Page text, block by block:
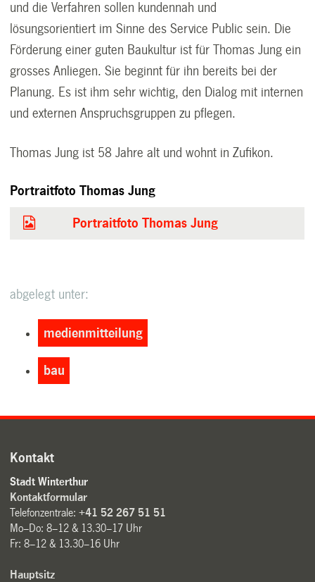
und die Verfahren sollen kundennah und
lösungsorientiert im Sinne des Service Public sein. Die
Förderung einer guten Baukultur ist für Thomas Jung ein
grosses Anliegen. Sie beginnt für ihn bereits bei der
Planung. Es ist ihm sehr wichtig, den Dialog mit internen
und externen Anspruchsgruppen zu pflegen.
Thomas Jung ist 58 Jahre alt und wohnt in Zufikon.
Portraitfoto Thomas Jung
Portraitfoto Thomas Jung
abgelegt unter:
medienmitteilung
bau
Kontakt
Stadt Winterthur
Kontaktformular
Telefonzentrale:+41 52 267 51 51
Mo–Do: 8–12 & 13.30–17 Uhr
Fr: 8–12 & 13.30–16 Uhr
Hauptsitz